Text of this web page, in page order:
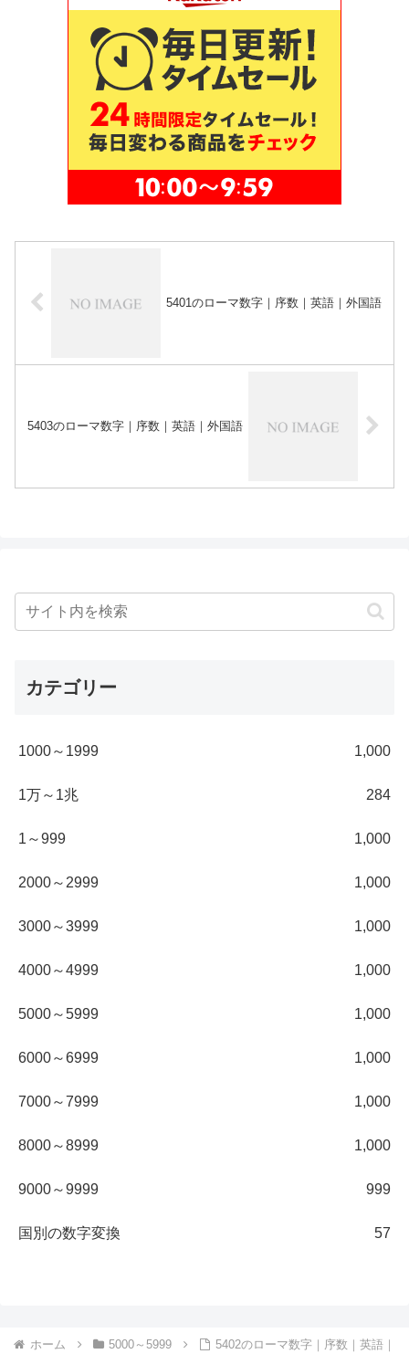
5401のローマ数字｜序数｜英語｜外国語
5403のローマ数字｜序数｜英語｜外国語
カテゴリー
1000～1999 1,000
1万～1兆 284
1～999 1,000
2000～2999 1,000
3000～3999 1,000
4000～4999 1,000
5000～5999 1,000
6000～6999 1,000
7000～7999 1,000
8000～8999 1,000
9000～9999 999
国別の数字変換 57
ホーム 5000～5999 5402のローマ数字｜序数｜英語｜